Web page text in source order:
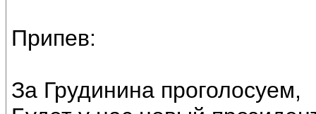
Припев:
За Грудинина проголосуем,